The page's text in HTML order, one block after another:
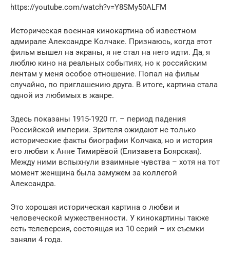
https://youtube.com/watch?v=Y8SMy50ALFM
Историческая военная кинокартина об известном
адмирале Александре Колчаке. Признаюсь, когда этот
фильм вышел на экраны, я не стал на него идти. Да, я
люблю кино на реальных событиях, но к российским
лентам у меня особое отношение. Попал на фильм
случайно, по приглашению друга. В итоге, картина стала
одной из любимых в жанре.
Здесь показаны 1915-1920 гг. – период падения
Российской империи. Зрителя ожидают не только
исторические факты биографии Колчака, но и история
его любви к Анне Тимирёвой (Елизавета Боярская).
Между ними вспыхнули взаимные чувства – хотя на тот
момент женщина была замужем за коллегой
Александра.
Это хорошая историческая картина о любви и
человеческой мужественности. У кинокартины также
есть телеверсия, состоящая из 10 серий – их съемки
заняли 4 года.